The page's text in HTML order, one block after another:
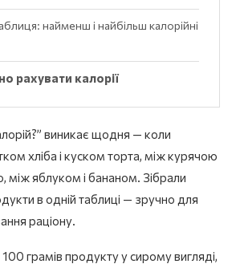
найменш і найбільш калорійні
рахувати калорії
виникає щодня — коли
хліба і куском торта, між курячою
між яблуком і бананом. Зібрали
в одній таблиці — зручно для
раціону.
100 грамів продукту у сирому вигляді,